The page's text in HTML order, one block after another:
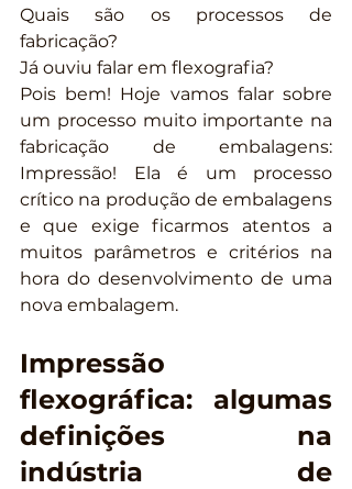
Quais são os processos de
fabricação?
Já ouviu falar em flexografia?
Pois bem! Hoje vamos falar sobre
um processo muito importante na
fabricação de embalagens:
Impressão! Ela é um processo
crítico na produção de embalagens
e que exige ficarmos atentos a
muitos parâmetros e critérios na
hora do desenvolvimento de uma
nova embalagem.
Impressão
flexográfica: algumas
definições na
indústria de